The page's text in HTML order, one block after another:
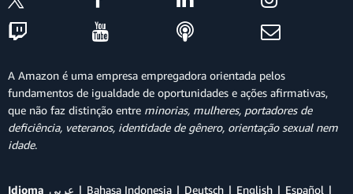
A Amazon é uma empresa empregadora orientada pelos
fundamentos de igualdade de oportunidades e ações afirmativas,
que não faz distinção entre minorias, mulheres, portadores de
deficiência, veteranos, identidade de gênero, orientação sexual nem
idade.
Idioma عربي Bahasa Indonesia Deutsch English Español